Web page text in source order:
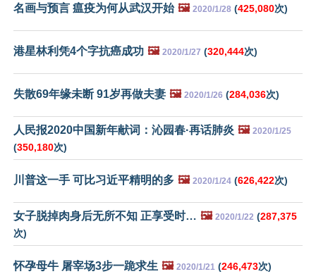
名画与预言 瘟疫为何从武汉开始 🖼️ 2020/1/28 (425,080次)
港星林利凭4个字抗癌成功 🖼️ 2020/1/27 (320,444次)
失散69年缘未断 91岁再做夫妻 🖼️ 2020/1/26 (284,036次)
人民报2020中国新年献词：沁园春·再话肺炎 🖼️ 2020/1/25
(350,180次)
川普这一手 可比习近平精明的多 🖼️ 2020/1/24 (626,422次)
女子脱掉肉身后无所不知 正享受时… 🖼️ 2020/1/22 (287,375
次)
怀孕母牛 屠宰场3步一跪求生 🖼️ 2020/1/21 (246,473次)